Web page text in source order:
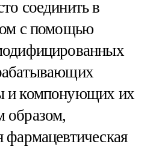
соединить в
с помощью
и компонующих их
образом,
фармацевтическая